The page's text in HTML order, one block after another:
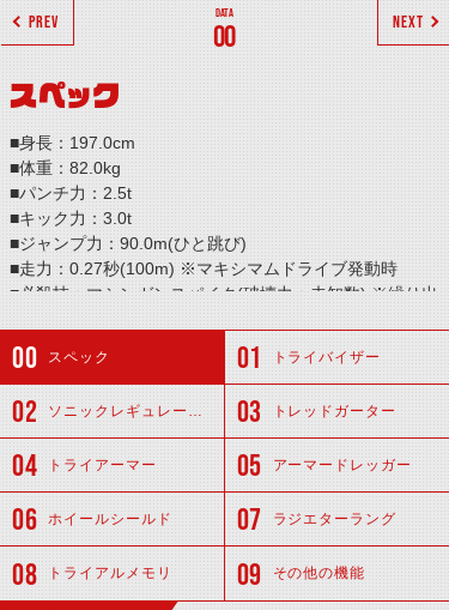
00
PREV NEXT
スペック
■身長：197.0cm
■体重：82.0kg
■パンチ力：2.5t
■キック力：3.0t
■ジャンプ力：90.0m(ひと跳び)
■走力：0.27秒(100m) ※マキシマムドライブ発動時
■必殺技：マシンガンスパイク(破壊力：未知数) ※繰り出
※パンチ力とキック力は共に単発時のもの。
連続攻撃時は攻撃力を犠牲にし、加速性能に特化する
スペック トライバイザー
ソニックレギュレーター トレッドガーター
トライアーマー アーマードレッガー
ホイールシールド ラジエターラング
トライアルメモリ その他の機能